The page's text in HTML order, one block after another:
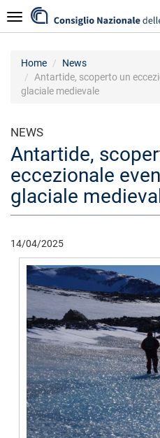
al
contenuto
Navigazione
Home
News
Antartide, scoperto un
glaciale medievale
NEWS
Antartide,
eccezionale
glaciale
14/04/2025